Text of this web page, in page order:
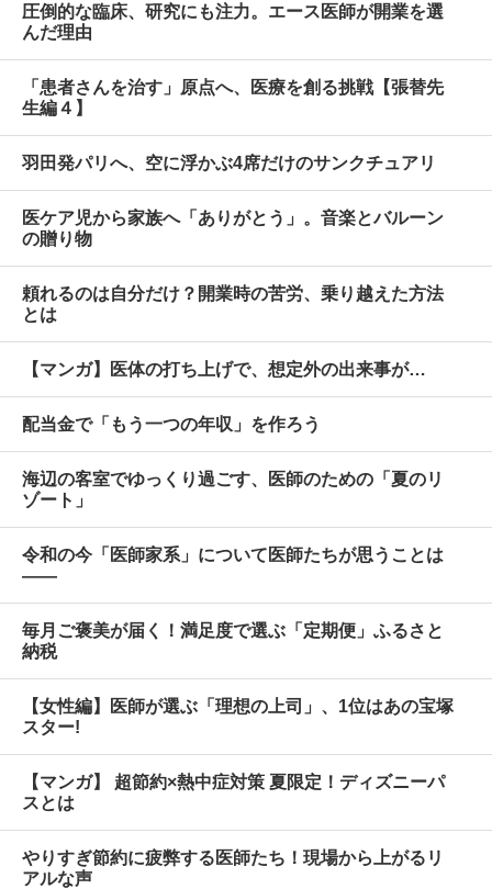
圧倒的な臨床、研究にも注力。エース医師が開業を選
んだ理由
「患者さんを治す」原点へ、医療を創る挑戦【張替先
生編４】
羽田発パリへ、空に浮かぶ4席だけのサンクチュアリ
医ケア児から家族へ「ありがとう」。音楽とバルーン
の贈り物
頼れるのは自分だけ？開業時の苦労、乗り越えた方法
とは
【マンガ】医体の打ち上げで、想定外の出来事が…
配当金で「もう一つの年収」を作ろう
海辺の客室でゆっくり過ごす、医師のための「夏のリ
ゾート」
令和の今「医師家系」について医師たちが思うことは
――
毎月ご褒美が届く！満足度で選ぶ「定期便」ふるさと
納税
【女性編】医師が選ぶ「理想の上司」、1位はあの宝塚
スター!
【マンガ】 超節約×熱中症対策 夏限定！ディズニーパ
スとは
やりすぎ節約に疲弊する医師たち！現場から上がるリ
アルな声